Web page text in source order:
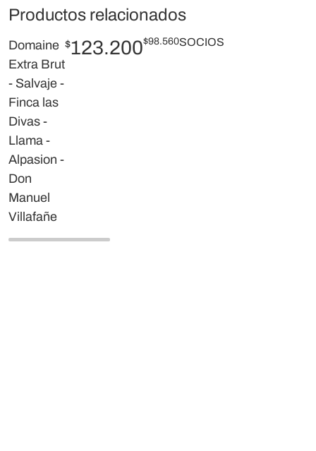
Productos relacionados
Domaine
Extra Brut
- Salvaje -
Finca las
Divas -
Llama -
Alpasion -
Don
Manuel
Villafañe
$123.200$98.560SOCIOS